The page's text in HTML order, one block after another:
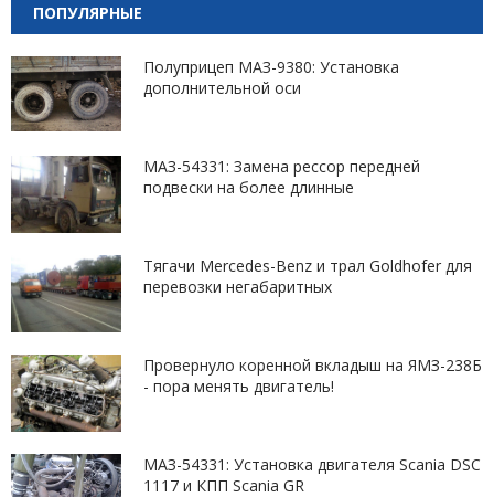
ПОПУЛЯРНЫЕ
Полуприцеп МАЗ-9380: Установка
дополнительной оси
МАЗ-54331: Замена рессор передней
подвески на более длинные
Тягачи Mercedes-Benz и трал Goldhofer для
перевозки негабаритных
Провернуло коренной вкладыш на ЯМЗ-238Б
- пора менять двигатель!
МАЗ-54331: Установка двигателя Scania DSC
1117 и КПП Scania GR